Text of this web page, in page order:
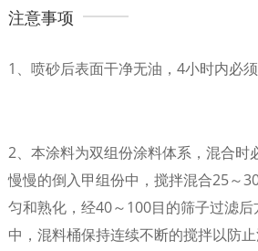
注意事项
1、喷砂后表面干净无油，4小时内必须
2、本涂料为双组份涂料体系，混合时
慢慢的倒入甲组份中，搅拌混合25～
匀和熟化，经40～100目的筛子过滤
中，混料桶保持连续不断的搅拌以防止